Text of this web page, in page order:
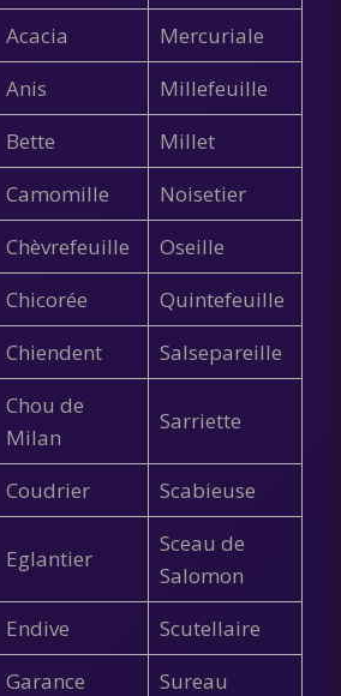
Acacia
Mercuriale
Anis
Millefeuille
Bette
Millet
Camomille
Noisetier
Chèvrefeuille
Oseille
Chicorée
Quintefeuille
Chiendent
Salsepareille
Chou de
Milan
Sarriette
Coudrier Scabieuse
Eglantier
Sceau de
Salomon
Endive
Scutellaire
Garance
Sureau